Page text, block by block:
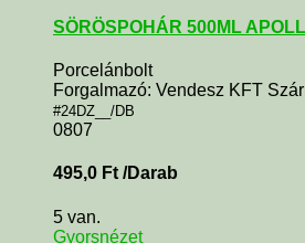
SÖRÖSPOHÁR 500ML
Porcelánbolt
Forgalmazó: Vendesz KFT
#24DZ__/DB
0807
495,0 Ft /Darab
5 van.
Gyorsnézet